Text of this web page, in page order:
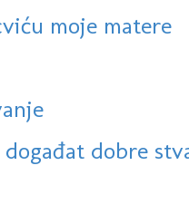
moje matere
događat dobre